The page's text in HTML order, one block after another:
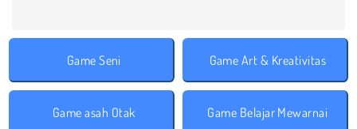
Game Seni Game Art & Kreativitas
Game asah Otak Game Belajar Mewarnai